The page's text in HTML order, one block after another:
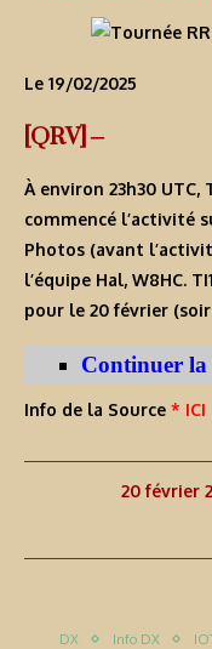
Le 19/02/2025
[QRV] –
À environ 23h30 UTC,
commencé l’activité
Photos (avant
l’équipe Hal, W8HC.
pour le 20 février
Continuer
Info de la Source * ICI
20 février
DX Info DX